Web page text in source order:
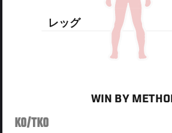
レッグ
WIN BY
KO/TKO